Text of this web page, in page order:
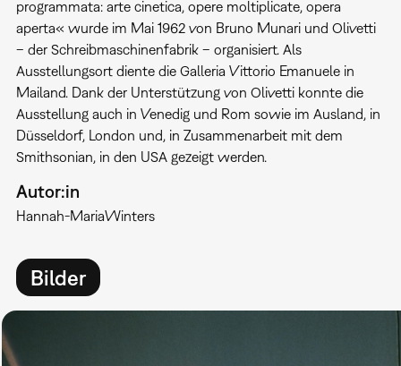
programmata: arte cinetica, opere moltiplicate, opera
aperta« wurde im Mai 1962 von Bruno Munari und Olivetti
– der Schreibmaschinenfabrik – organisiert. Als
Ausstellungsort diente die Galleria Vittorio Emanuele in
Mailand. Dank der Unterstützung von Olivetti konnte die
Ausstellung auch in Venedig und Rom sowie im Ausland, in
Düsseldorf, London und, in Zusammenarbeit mit dem
Smithsonian, in den USA gezeigt werden.
Autor:in
Hannah-MariaWinters
Bilder